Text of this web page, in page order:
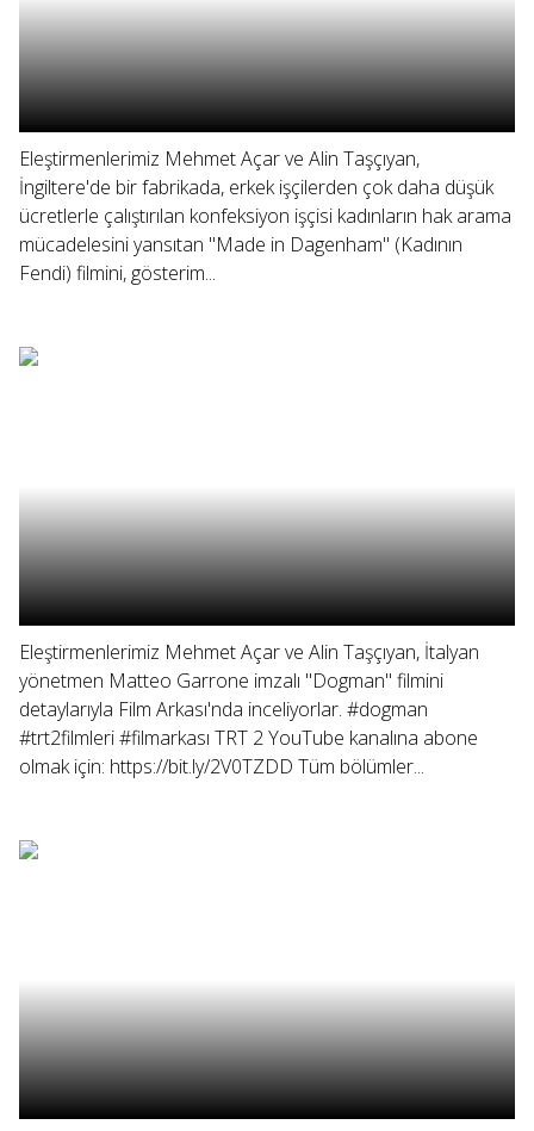
Eleştirmenlerimiz Mehmet Açar ve Alin Taşçıyan,
İngiltere'de bir fabrikada, erkek işçilerden çok daha düşük
ücretlerle çalıştırılan konfeksiyon işçisi kadınların hak arama
mücadelesini yansıtan "Made in Dagenham" (Kadının
Fendi) filmini, gösterim...
Eleştirmenlerimiz Mehmet Açar ve Alin Taşçıyan, İtalyan
yönetmen Matteo Garrone imzalı "Dogman" filmini
detaylarıyla Film Arkası'nda inceliyorlar. #dogman
#trt2filmleri #filmarkası TRT 2 YouTube kanalına abone
olmak için: https://bit.ly/2V0TZDD Tüm bölümler...